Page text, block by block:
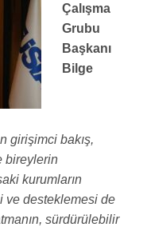
Çalışma
Grubu
Başkanı
Bilge
girişimci bakış,
bireylerin
kurumların
ve desteklemesi de
sürdürülebilir